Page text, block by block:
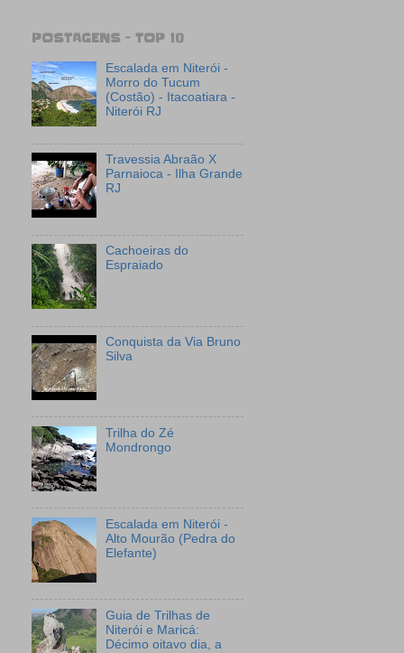
POSTAGENS - TOP 10
Escalada em Niterói -
Morro do Tucum
(Costão) - Itacoatiara -
Niterói RJ
Travessia Abraão X
Parnaioca - Ilha Grande
RJ
Cachoeiras do
Espraiado
Conquista da Via Bruno
Silva
Trilha do Zé
Mondrongo
Escalada em Niterói -
Alto Mourão (Pedra do
Elefante)
Guia de Trilhas de
Niterói e Maricá:
Décimo oitavo dia, a